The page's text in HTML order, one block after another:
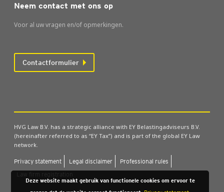
Neem contact met ons op
Voor al uw vragen en/of opmerkingen.
Contactformulier
HVG Law B.V. has a strategic alliance with EY Belastingadviseurs B.V.
(hereinafter referred to as “EY Tax”) and is part of the global EY Law
network.
Pri­va­cy sta­te­ment Legal dis­clai­mer
Pro­fes­si­o­nal rules
Deze website maakt gebruik van functionele cookies om ervoor te